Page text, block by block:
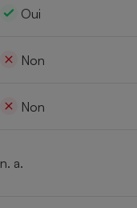
Oui
Non
Non
n. a.